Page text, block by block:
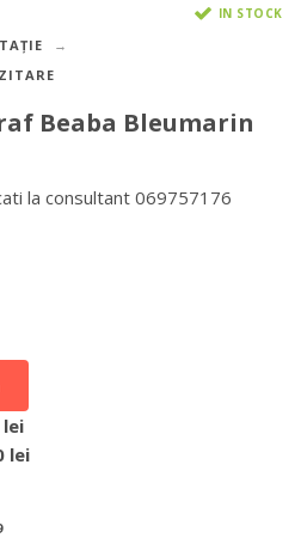
IN STOCK
Beaba Bleumarin
la consultant 069757176
lei
lei